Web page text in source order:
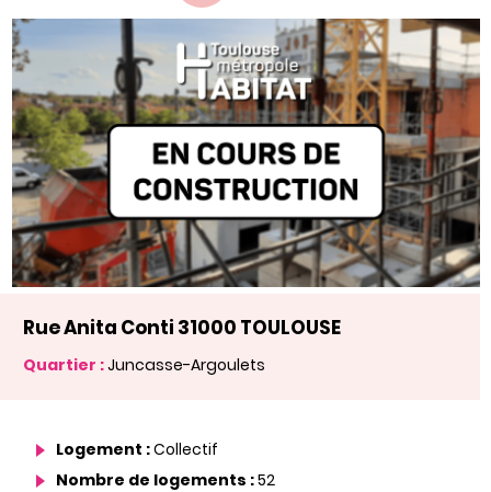
Rue Anita Conti 31000 TOULOUSE
Quartier :Juncasse-Argoulets
Logement :Collectif
Nombre de logements :52